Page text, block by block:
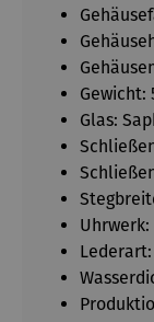
Gewicht:
Glas:
Uhrwerk: